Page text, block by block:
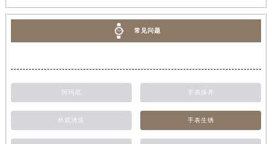
常见问题
阿玛尼 手表保养
外观清洗 手表生锈